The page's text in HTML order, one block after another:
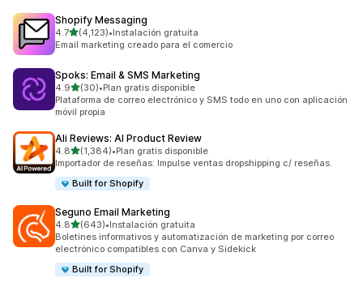
Shopify Messaging
4.7de 5 estrellas
(4,123)
4123 reseñas en total
•Instalación gratuita
Email marketing creado para el comercio
Spoks: Email & SMS Marketing
4.9de 5 estrellas
(30)
30 reseñas en total
•Plan gratis disponible
Plataforma de correo electrónico y SMS todo en uno con aplicación
móvil propia
Ali Reviews: AI Product Review
4.8de 5 estrellas
(1,384)
1384 reseñas en total
•Plan gratis disponible
Importador de reseñas: Impulse ventas dropshipping c/ reseñas.
Built for Shopify
Seguno Email Marketing
4.8de 5 estrellas
(643)
643 reseñas en total
•Instalación gratuita
Boletines informativos y automatización de marketing por correo
electrónico compatibles con Canva y Sidekick
Built for Shopify